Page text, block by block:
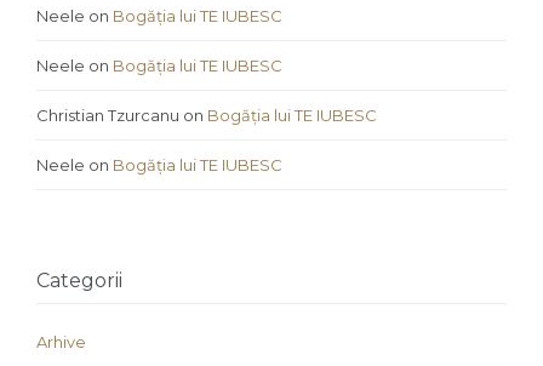
Neele on Bogăția lui TE IUBESC
Neele on Bogăția lui TE IUBESC
Christian Tzurcanu on Bogăția lui TE IUBESC
Neele on Bogăția lui TE IUBESC
Categorii
Arhive